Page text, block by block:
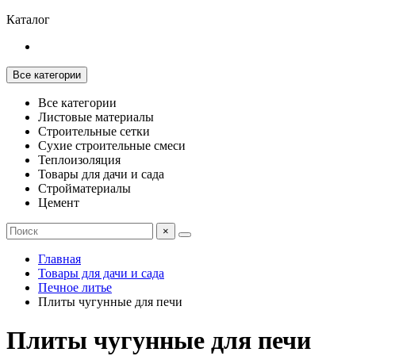
Каталог
Все категории
Все категории
Листовые материалы
Строительные сетки
Сухие строительные смеси
Теплоизоляция
Товары для дачи и сада
Стройматериалы
Цемент
×
Главная
Товары для дачи и сада
Печное литье
Плиты чугунные для печи
Плиты чугунные для печи